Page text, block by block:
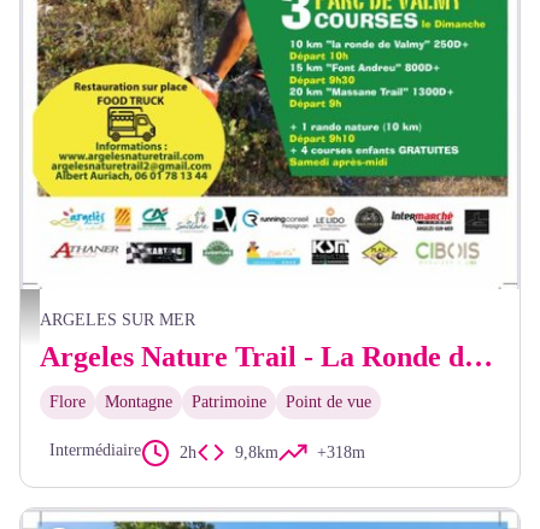
ANT2024
ARGELES SUR MER
Argeles Nature Trail - La Ronde de Valmy
Flore Montagne Patrimoine Point de vue
Intermédiaire 2h 9,8km +318m